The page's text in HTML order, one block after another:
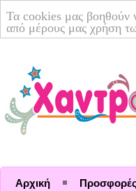
Τα cookies μας βοηθούν
από μέρους μας χρήση
Αρχική Προσφορές